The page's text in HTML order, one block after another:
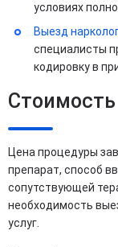
условиях
Выезд
специалисты
кодировку в
Цена процедуры
препарат, способ
сопутствующей
необходимость
услуг.